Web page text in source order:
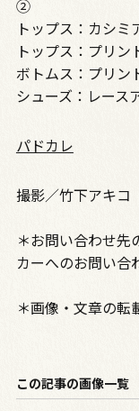
➁
トップス：カシ
トップス：プリ
ボトムス：プリン
シューズ：レース
パドカレ
撮影／竹下アキ
＊お問い合わせ先
カーへのお問い合
＊画像・文章の転
この記事の画像一覧